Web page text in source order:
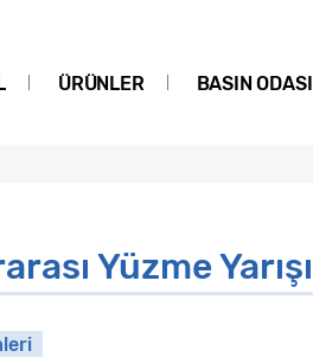
ÜRÜNLER BASIN ODASI
Yüzme Yarışı